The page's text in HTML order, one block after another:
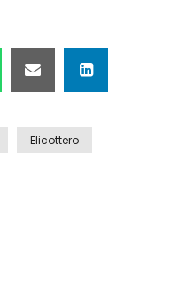
Elicottero